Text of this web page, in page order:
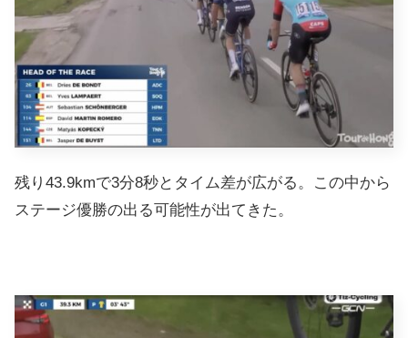
残り43.9kmで3分8秒とタイム差が広がる。この中から
ステージ優勝の出る可能性が出てきた。